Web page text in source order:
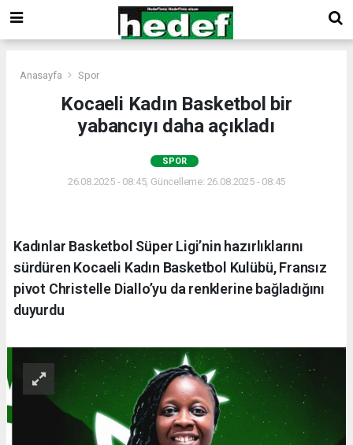
Anasayfa Spor
Kocaeli Kadın Basketbol bir
yabancıyı daha açıkladı
SPOR
26.08.2025 - 08:45, Güncelleme: 26.08.2025 - 08:45
Kadınlar Basketbol Süper Ligi’nin hazırlıklarını
sürdüren Kocaeli Kadın Basketbol Kulübü, Fransız
pivot Christelle Diallo’yu da renklerine bağladığını
duyurdu